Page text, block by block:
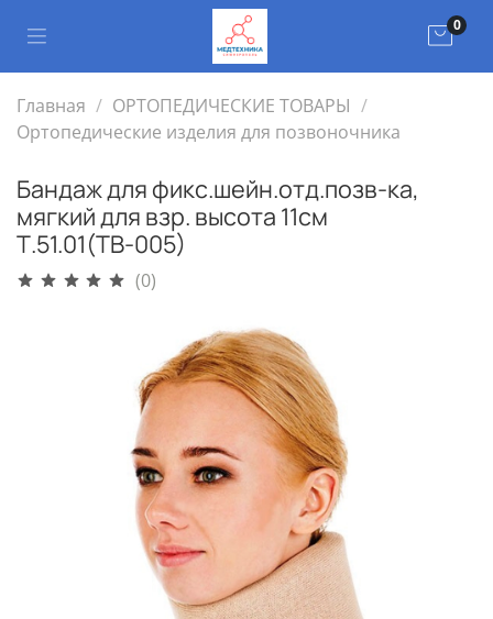
0
Главная
ОРТОПЕДИЧЕСКИЕ ТОВАРЫ
Ортопедические изделия для позвоночника
Бандаж для фикс.шейн.отд.позв-ка,
мягкий для взр. высота 11см
Т.51.01(ТВ-005)
(0)